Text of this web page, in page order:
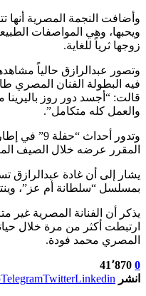
وأضافت النجمة المصرية أنها
ويحبها، وهي المواصفات
زوجها ثرياً للغاية.
فيه البطولة الفنان المصري
قالت: “أجسد دور روز
والعمل كله متكامل”.
وتدور أحداث
المقرر عرضه خلال الصيف
يشار إلى أن غادة عبدالرازق
بمسلسل “سلطانة أم عز”،
يذكر أن الفنانة المصرية غير
ارتبطت أكثر من مرة خلال
المصري محمد فودة.
0 41٬870
انشر
TelegramTwitterLinkedin